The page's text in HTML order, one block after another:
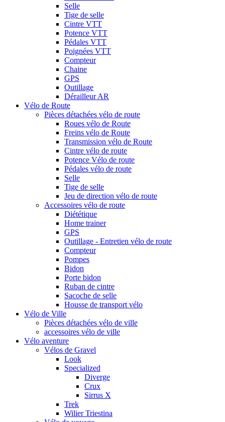
Selle
Tige de selle
Cintre VTT
Potence VTT
Pédales VTT
Poignées VTT
Compteur
Chaine
GPS
Outillage
Dérailleur AR
Vélo de Route
Pièces détachées vélo de route
Roues vélo de Route
Freins vélo de Route
Transmission vélo de Route
Cintre vélo de route
Potence Vélo de route
Pédales vélo de route
Selle
Tige de selle
Jeu de direction vélo de route
Accessoires vélo de route
Diététique
Home trainer
GPS
Outillage - Entretien vélo de route
Compteur
Pompes
Bidon
Porte bidon
Ruban de cintre
Sacoche de selle
Housse de transport vélo
Vélo de Ville
Pièces détachées vélo de ville
accessoires vélo de ville
Vélo aventure
Vélos de Gravel
Look
Specialized
Diverge
Crux
Sirrus X
Trek
Wilier Triestina